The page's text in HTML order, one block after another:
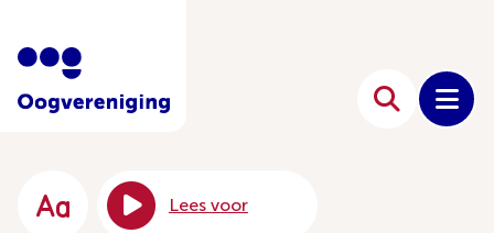
Lees voor